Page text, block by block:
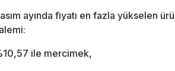
ayında fiyatı en fazla yükselen
ile mercimek,